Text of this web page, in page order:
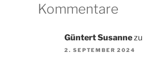
Kommentare
Güntert Susannezu
2. SEPTEMBER 2024